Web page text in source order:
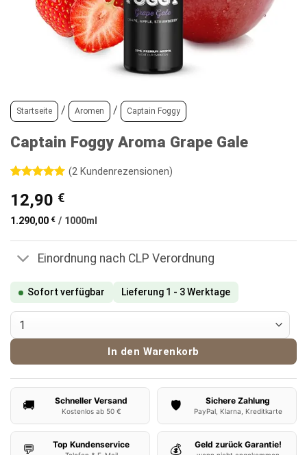
Startseite / Aromen / Captain Foggy
Captain Foggy Aroma Grape Gale
mit von
5, basierend
auf
(2Kundenrezensionen)
12,90 €
1.290,00 € / 1000ml
Einordnung nach CLP Verordnung
Sofort verfügbar Lieferung 1 - 3 Werktage
Captain Foggy Aroma Grape Gale Menge
In den Warenkorb
🚚 Schneller Versand
Kostenlos ab 50 € 🛡️ Sichere Zahlung
PayPal, Klarna, Kreditkarte
💬 Top Kundenservice 💰 Geld zurück Garantie!